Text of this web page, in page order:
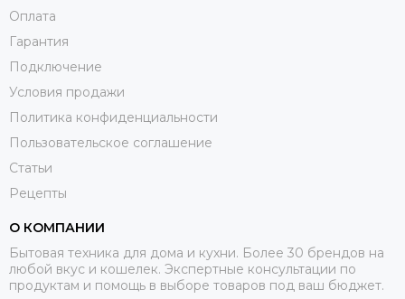
Оплата
Гарантия
Подключение
Условия продажи
Политика конфиденциальности
Пользовательское соглашение
Статьи
Рецепты
О КОМПАНИИ
Бытовая техника для дома и кухни. Более 30 брендов на
любой вкус и кошелек. Экспертные консультации по
продуктам и помощь в выборе товаров под ваш бюджет.